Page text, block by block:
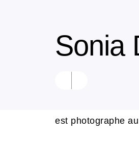
Sonia
est photographe